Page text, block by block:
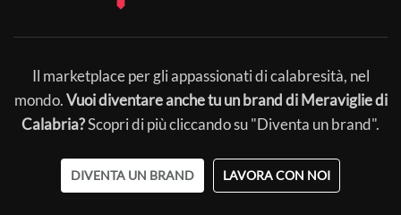
Il marketplace per gli appassionati di calabresità, nel
mondo.Vuoi diventare anche tu un brand di Meraviglie di
Calabria?Scopri di più cliccando su "Diventa un brand".
DIVENTA UN BRAND LAVORA CON NOI